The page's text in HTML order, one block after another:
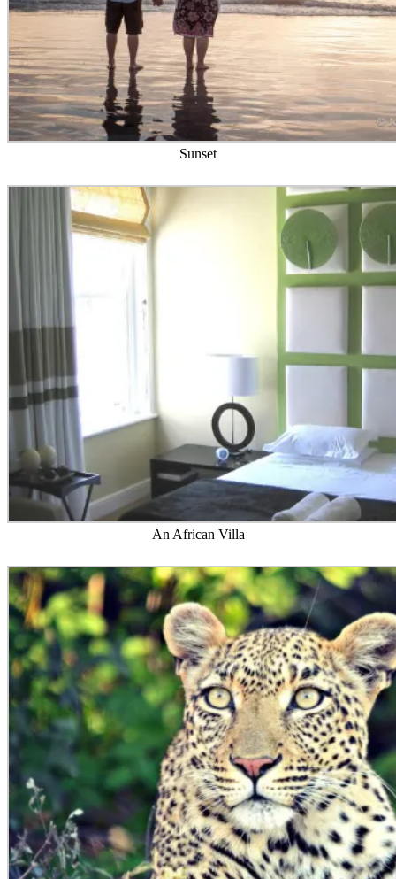
Sunset
An African Villa